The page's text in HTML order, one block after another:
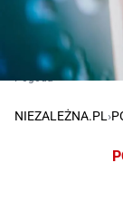
Pogoda
NIEZALEŻNA.PL ›